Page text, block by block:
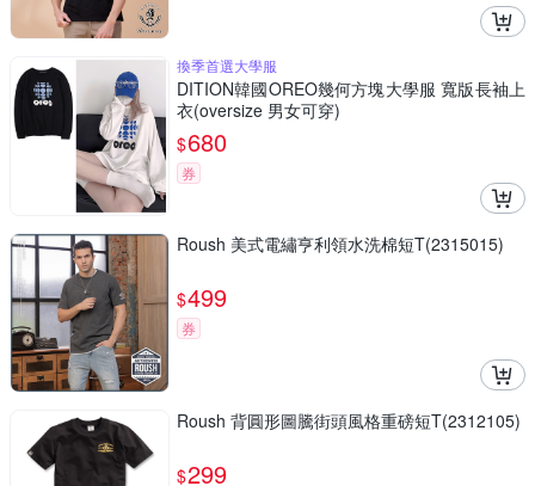
換季首選大學服
DITION韓國OREO幾何方塊大學服 寬版長袖上
衣(oversize 男女可穿)
$680
券
Roush 美式電繡亨利領水洗棉短T(2315015)
$499
券
Roush 背圓形圖騰街頭風格重磅短T(2312105)
$299